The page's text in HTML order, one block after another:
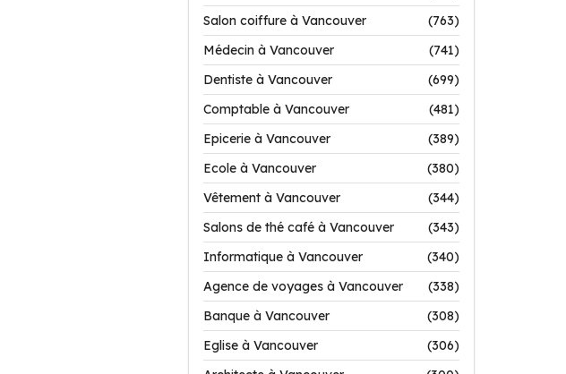
Salon coiffure à Vancouver
(763)
Médecin à Vancouver
(741)
Dentiste à Vancouver
(699)
Comptable à Vancouver
(481)
Epicerie à Vancouver
(389)
Ecole à Vancouver
(380)
Vêtement à Vancouver
(344)
Salons de thé café à Vancouver
(343)
Informatique à Vancouver
(340)
Agence de voyages à Vancouver
(338)
Banque à Vancouver
(308)
Eglise à Vancouver
(306)